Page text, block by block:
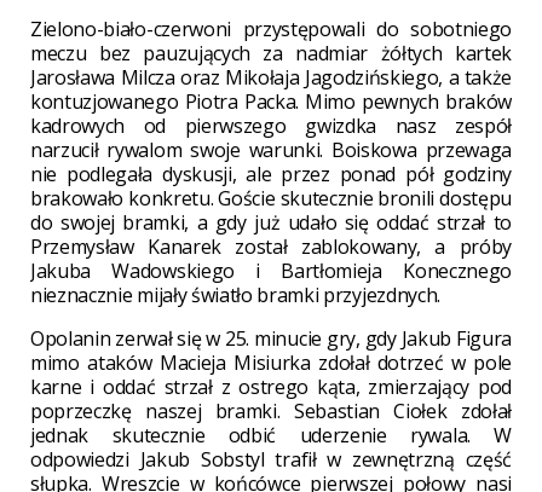
Zielono-biało-czerwoni przystępowali do sobotniego
meczu bez pauzujących za nadmiar żółtych kartek
Jarosława Milcza oraz Mikołaja Jagodzińskiego, a także
kontuzjowanego Piotra Packa. Mimo pewnych braków
kadrowych od pierwszego gwizdka nasz zespół
narzucił rywalom swoje warunki. Boiskowa przewaga
nie podlegała dyskusji, ale przez ponad pół godziny
brakowało konkretu. Goście skutecznie bronili dostępu
do swojej bramki, a gdy już udało się oddać strzał to
Przemysław Kanarek został zablokowany, a próby
Jakuba Wadowskiego i Bartłomieja Konecznego
nieznacznie mijały światło bramki przyjezdnych.
Opolanin zerwał się w 25. minucie gry, gdy Jakub Figura
mimo ataków Macieja Misiurka zdołał dotrzeć w pole
karne i oddać strzał z ostrego kąta, zmierzający pod
poprzeczkę naszej bramki. Sebastian Ciołek zdołał
jednak skutecznie odbić uderzenie rywala. W
odpowiedzi Jakub Sobstyl trafił w zewnętrzną część
słupka. Wreszcie w końcówce pierwszej połowy nasi